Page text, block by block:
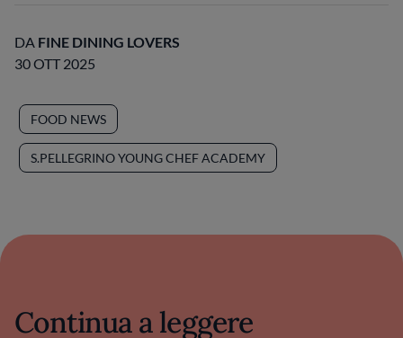
DA FINE DINING LOVERS
30 OTT 2025
FOOD NEWS
S.PELLEGRINO YOUNG CHEF ACADEMY
Continua a leggere